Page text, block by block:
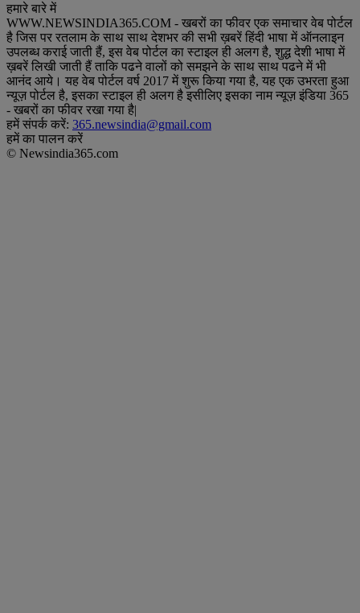
हमारे बारे में
WWW.NEWSINDIA365.COM - खबरों का फीवर एक समाचार वेब पोर्टल
है जिस पर रतलाम के साथ साथ देशभर की सभी ख़बरें हिंदी भाषा में ऑनलाइन
उपलब्ध कराई जाती हैं, इस वेब पोर्टल का स्टाइल ही अलग है, शुद्ध देशी भाषा में
ख़बरें लिखी जाती हैं ताकि पढने वालों को समझने के साथ साथ पढने में भी
आनंद आये। यह वेब पोर्टल वर्ष 2017 में शुरू किया गया है, यह एक उभरता हुआ
न्यूज़ पोर्टल है, इसका स्टाइल ही अलग है इसीलिए इसका नाम न्यूज़ इंडिया 365
- खबरों का फीवर रखा गया है|
हमें संपर्क करें: 365.newsindia@gmail.com
हमें का पालन करें
© Newsindia365.com